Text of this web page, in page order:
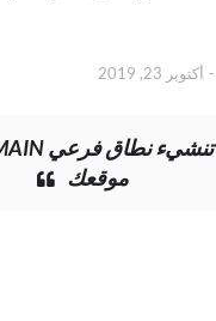
- أكتوبر 23, 2019
موقعك